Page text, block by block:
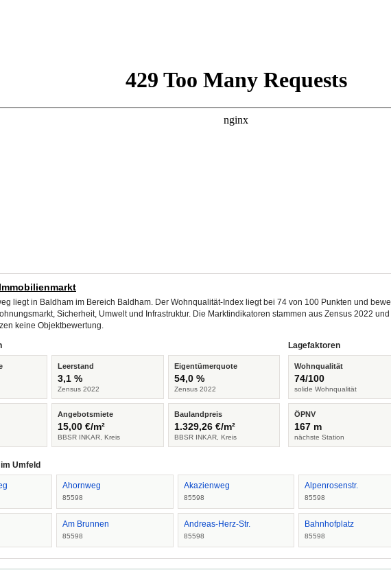
liegt in Baldham im Bereich Baldham. Der Wohnqualität-Index liegt bei 74 von 100 Punkten und
Sicherheit, Umwelt und Infrastruktur. Die Marktindikatoren stammen aus Zensus 2022
keine Objektbewertung.
Leerstand
3,1 %
Zensus 2022
Eigentümerquote
54,0 %
Zensus 2022
Angebotsmiete
15,00 €/m²
BBSR INKAR, Kreis
Baulandpreis
1.329,26 €/m²
BBSR INKAR, Kreis
Lagefaktoren
Wohnqualität
74/100
solide Wohnqualität
ÖPNV
167 m
nächste Station
Umfeld
Ahornweg
85598
Akazienweg
85598
Alpenrosenstr.
85598
Am Brunnen
85598
Andreas-Herz-Str.
85598
Bahnhofplatz
85598